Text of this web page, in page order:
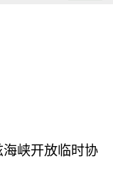
峡开放临时协